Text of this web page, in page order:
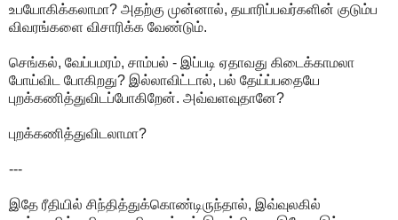
உபயோகிக்கலாமா? அதற்கு முன்னால், தயாரிப்பவர்களின் குடும்ப
விவரங்களை விசாரிக்க வேண்டும்.
செங்கல், வேப்பமரம், சாம்பல் - இப்படி ஏதாவது கிடைக்காமலா
போய்விட போகிறது? இல்லாவிட்டால், பல் தேய்ப்பதையே
புறக்கணித்துவிடப்போகிறேன். அவ்வளவுதானே?
புறக்கணித்துவிடலாமா?
---
இதே ரீதியில் சிந்தித்துக்கொண்டிருந்தால், இவ்வுலகில்